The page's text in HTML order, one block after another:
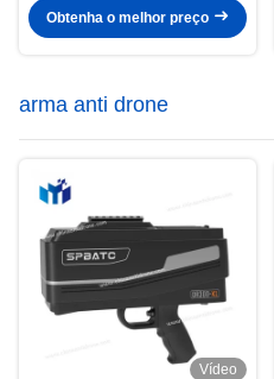
Obtenha o melhor preço
arma anti drone
Vídeo